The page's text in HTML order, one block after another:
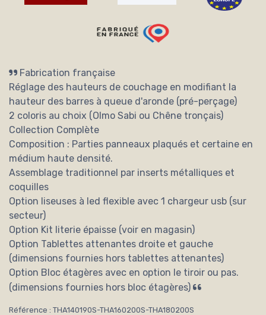
Fabrication française
Réglage des hauteurs de couchage en modifiant la
hauteur des barres à queue d'aronde (pré-perçage)
2 coloris au choix (Olmo Sabi ou Chêne tronçais)
Collection Complète
Composition : Parties panneaux plaqués et certaine en
médium haute densité.
Assemblage traditionnel par inserts métalliques et
coquilles
Option liseuses à led flexible avec 1 chargeur usb (sur
secteur)
Option Kit literie épaisse (voir en magasin)
Option Tablettes attenantes droite et gauche
(dimensions fournies hors tablettes attenantes)
Option Bloc étagères avec en option le tiroir ou pas.
(dimensions fournies hors bloc étagères)
Référence : THA140190S-THA160200S-THA180200S